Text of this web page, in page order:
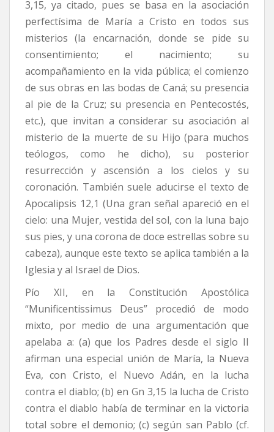
3,15, ya citado, pues se basa en la asociación
perfectísima de María a Cristo en todos sus
misterios (la encarnación, donde se pide su
consentimiento; el nacimiento; su
acompañamiento en la vida pública; el comienzo
de sus obras en las bodas de Caná; su presencia
al pie de la Cruz; su presencia en Pentecostés,
etc.), que invitan a considerar su asociación al
misterio de la muerte de su Hijo (para muchos
teólogos, como he dicho), su posterior
resurrección y ascensión a los cielos y su
coronación. También suele aducirse el texto de
Apocalipsis 12,1 (Una gran señal apareció en el
cielo: una Mujer, vestida del sol, con la luna bajo
sus pies, y una corona de doce estrellas sobre su
cabeza), aunque este texto se aplica también a la
Iglesia y al Israel de Dios.
Pío XII, en la Constitución Apostólica
“Munificentissimus Deus” procedió de modo
mixto, por medio de una argumentación que
apelaba a: (a) que los Padres desde el siglo II
afirman una especial unión de María, la Nueva
Eva, con Cristo, el Nuevo Adán, en la lucha
contra el diablo; (b) en Gn 3,15 la lucha de Cristo
contra el diablo había de terminar en la victoria
total sobre el demonio; (c) según san Pablo (cf.